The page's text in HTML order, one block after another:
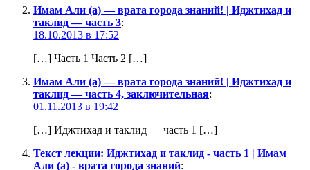
Имам Али (а) — врата города знаний! | Иджтихад и
таклид — часть 3:
18.10.2013 в 17:52
[…] Часть 1 Часть 2 […]
Имам Али (а) — врата города знаний! | Иджтихад и
таклид — часть 4, заключительная:
01.11.2013 в 19:42
[…] Иджтихад и таклид — часть 1 […]
Текст лекции: Иджтихад и таклид - часть 1 | Имам
Али (а) - врата города знаний: